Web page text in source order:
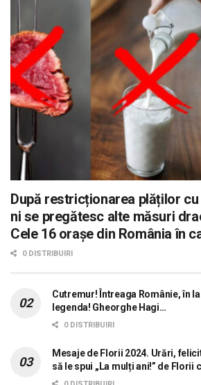
După restricționarea plăților cu
ni se pregătesc alte măsuri
Cele 16 orașe din România în
dorește aplicarea sistemului 0
0 DISTRIBUIRI
Cutremur! Întreaga Românie, în
legenda! Gheorghe Hagi…
0 DISTRIBUIRI
Mesaje de Florii 2024. Urări,
să le spui „La mulți ani!” de Florii